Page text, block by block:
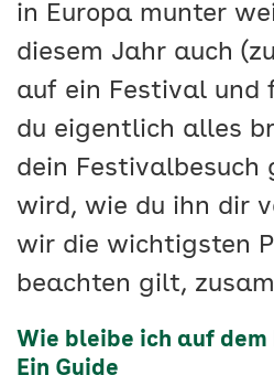
in Europa munter
diesem Jahr auch
auf ein Festival und
du eigentlich alles
dein Festivalbesuch
wird, wie du ihn dir
wir die wichtigsten
beachten gilt,
Wie bleibe ich auf
Ein Guide